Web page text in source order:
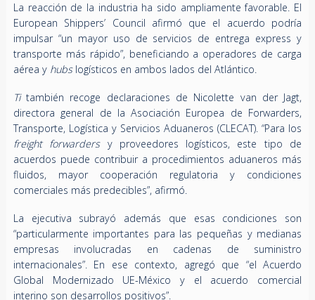
La reacción de la industria ha sido ampliamente favorable. El
European Shippers’ Council afirmó que el acuerdo podría
impulsar “un mayor uso de servicios de entrega express y
transporte más rápido”, beneficiando a operadores de carga
aérea y hubslogísticos en ambos lados del Atlántico.
Titambién recoge declaraciones de Nicolette van der Jagt,
directora general de la Asociación Europea de Forwarders,
Transporte, Logística y Servicios Aduaneros (CLECAT). “Para los
freight forwardersy proveedores logísticos, este tipo de
acuerdos puede contribuir a procedimientos aduaneros más
fluidos, mayor cooperación regulatoria y condiciones
comerciales más predecibles”, afirmó.
La ejecutiva subrayó además que esas condiciones son
“particularmente importantes para las pequeñas y medianas
empresas involucradas en cadenas de suministro
internacionales”. En ese contexto, agregó que “el Acuerdo
Global Modernizado UE-México y el acuerdo comercial
interino son desarrollos positivos”.